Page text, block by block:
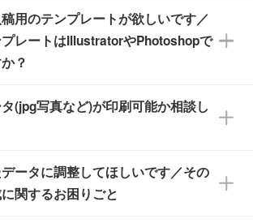
く営業日換算です。
追加日数がかかります。
がなくても安心です。
タ作成サービス
ば、弊社にて無料でデザインデー
たします。
、CLIP STUDIOなどのデ
でこだわりのデザインを作成した
データ入稿
ォームにアップロードしてご入稿
験豊富なスタッフがデータに不備
ックし、お客様と確認してから印
ので、ご安心ください。
用のテンプレートが欲しいです／
レートはIllustratorやPhotoshopで
？
稿用テンプレートのご用意があり
ページの『印刷方法・テンプレー
プレートはPDF形式ですが、
で開いてご利用いただけ
(jpg写真など)が印刷可能か相談し
データ・解像度かどうか、担当ス
に確認いたします。
ータに調整してほしいです／その
関するお困りごと